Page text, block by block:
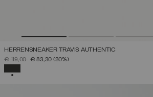
HERRENSNEAKER TRAVIS AUTHENTIC
PREIS REDUZIERT VON
€ 119,00AUF
€ 83,30 (30%)